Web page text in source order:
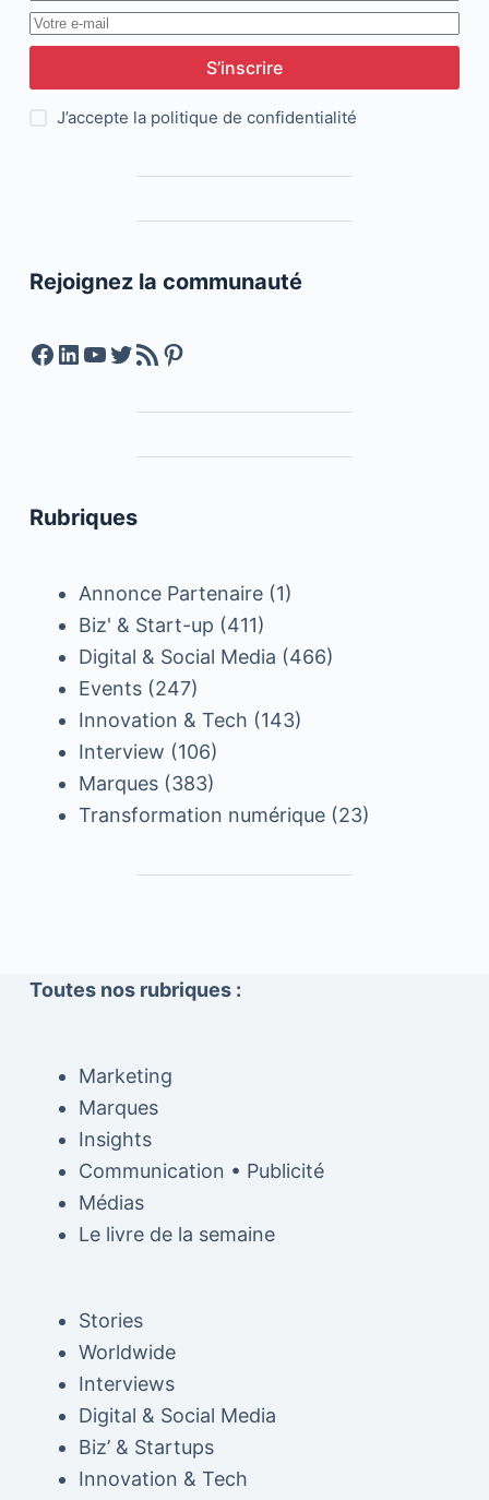
S’inscrire
J’accepte la politique de confidentialité
Rejoignez la communauté
Facebook
LinkedIn
YouTube
Twitter
Feed RSSPinterest
Rubriques
Annonce Partenaire(1)
Biz' & Start-up (411)
Digital & Social Media (466)
Events(247)
Innovation & Tech (143)
Interview (106)
Marques(383)
Transformation numérique(23)
Toutes nos rubriques :
Marketing
Marques
Insights
Communication • Publicité
Médias
Le livre de la semaine
Stories
Worldwide
Interviews
Digital & Social Media
Biz’ & Startups
Innovation & Tech